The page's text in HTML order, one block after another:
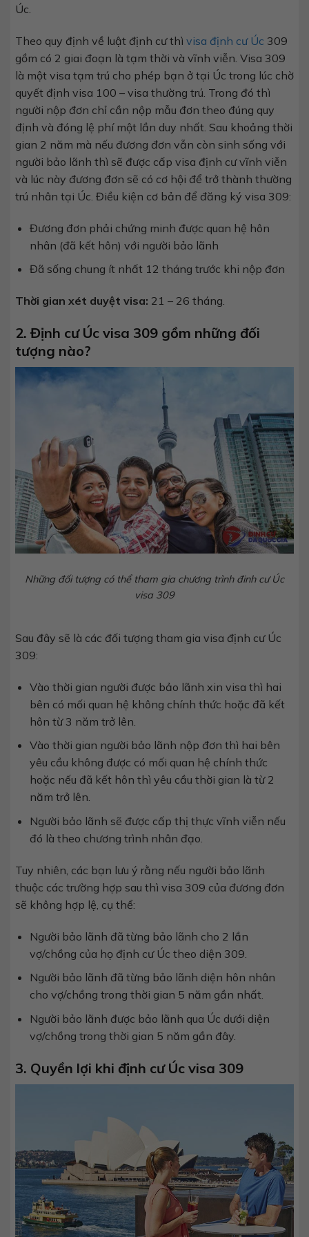
Úc.
Theo quy định về luật định cư thì visa định cư Úc 309
gồm có 2 giai đoạn là tạm thời và vĩnh viễn. Visa 309
là một visa tạm trú cho phép bạn ở tại Úc trong lúc chờ
quyết định visa 100 – visa thường trú. Trong đó thì
người nộp đơn chỉ cần nộp mẫu đơn theo đúng quy
định và đóng lệ phí một lần duy nhất. Sau khoảng thời
gian 2 năm mà nếu đương đơn vẫn còn sinh sống với
người bảo lãnh thì sẽ được cấp visa định cư vĩnh viễn
và lúc này đương đơn sẽ có cơ hội để trở thành thường
trú nhân tại Úc. Điều kiện cơ bản để đăng ký visa 309:
Đương đơn phải chứng minh được quan hệ hôn
nhân (đã kết hôn) với người bảo lãnh
Đã sống chung ít nhất 12 tháng trước khi nộp đơn
Thời gian xét duyệt visa: 21 – 26 tháng.
2. Định cư Úc visa 309 gồm những đối
tượng nào?
Những đối tượng có thể tham gia chương trình đinh cư Úc
visa 309
Sau đây sẽ là các đối tượng tham gia visa định cư Úc
309:
Vào thời gian người được bảo lãnh xin visa thì hai
bên có mối quan hệ không chính thức hoặc đã kết
hôn từ 3 năm trở lên.
Vào thời gian người bảo lãnh nộp đơn thì hai bên
yêu cầu không được có mối quan hệ chính thức
hoặc nếu đã kết hôn thì yêu cầu thời gian là từ 2
năm trở lên.
Người bảo lãnh sẽ được cấp thị thực vĩnh viễn nếu
đó là theo chương trình nhân đạo.
Tuy nhiên, các bạn lưu ý rằng nếu người bảo lãnh
thuộc các trường hợp sau thì visa 309 của đương đơn
sẽ không hợp lệ, cụ thể:
Người bảo lãnh đã từng bảo lãnh cho 2 lần
vợ/chồng của họ định cư Úc theo diện 309.
Người bảo lãnh đã từng bảo lãnh diện hôn nhân
cho vợ/chồng trong thời gian 5 năm gần nhất.
Người bảo lãnh được bảo lãnh qua Úc dưới diện
vợ/chồng trong thời gian 5 năm gần đây.
3. Quyền lợi khi định cư Úc visa 309